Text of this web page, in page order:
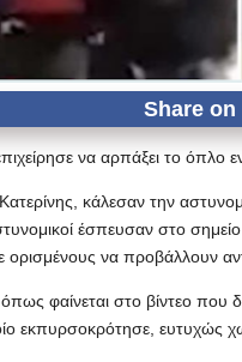
να αρπάξει το όπλο
Κατερίνης, κάλεσαν την
έσπευσαν στο
ορισμένους να προβάλλουν
φαίνεται στο βίντεο που
εκπυρσοκρότησε, ευτυχώς